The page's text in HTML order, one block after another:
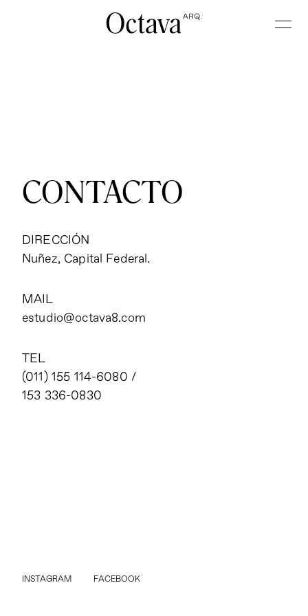
CONTACTO
DIRECCIÓN
Nuñez, Capital Federal.
MAIL
estudio@octava8.com
TEL
(011) 155 114-6080 /
153 336-0830
INSTAGRAM FACEBOOK